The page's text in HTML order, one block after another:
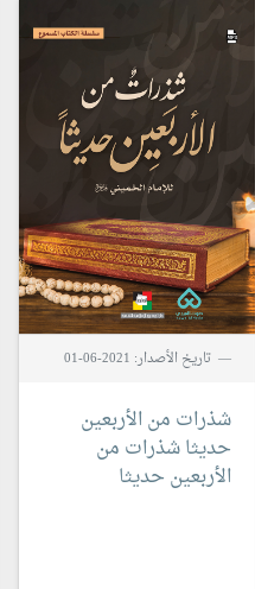
تاريخ الأصدار: 2021-06-01
شذرات من الأربعين
حديثاشذرات من
الأربعين حديثا